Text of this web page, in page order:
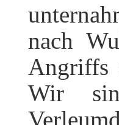
nach
Angriffs
Wir